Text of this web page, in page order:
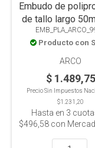
Embudo de
de tallo largo
39mm
Producto con
ARCO
$ 1.489,75
Precio Sin Impuestos
$1.231,20
Hasta en 3
$496,58con